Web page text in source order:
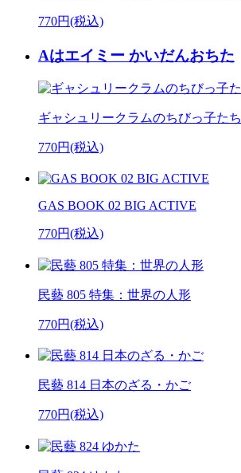
770円(税込)
Aはエイミー かいだんおちた
ギャシュリークラムのちびっ子たち
770円(税込)
GAS BOOK 02 BIG ACTIVE
770円(税込)
民藝 805 特集：世界の人形
770円(税込)
民藝 814 日本のざる・かご
770円(税込)